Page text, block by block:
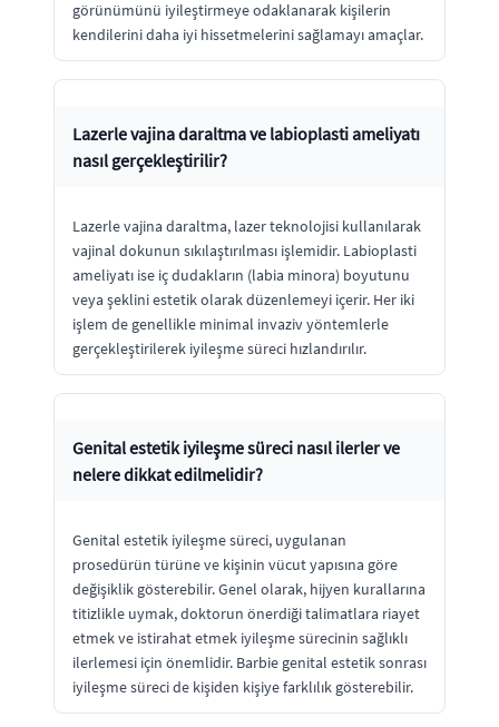
görünümünü iyileştirmeye odaklanarak kişilerin
kendilerini daha iyi hissetmelerini sağlamayı amaçlar.
Lazerle vajina daraltma ve labioplasti ameliyatı
nasıl gerçekleştirilir?
Lazerle vajina daraltma, lazer teknolojisi kullanılarak
vajinal dokunun sıkılaştırılması işlemidir. Labioplasti
ameliyatı ise iç dudakların (labia minora) boyutunu
veya şeklini estetik olarak düzenlemeyi içerir. Her iki
işlem de genellikle minimal invaziv yöntemlerle
gerçekleştirilerek iyileşme süreci hızlandırılır.
Genital estetik iyileşme süreci nasıl ilerler ve
nelere dikkat edilmelidir?
Genital estetik iyileşme süreci, uygulanan
prosedürün türüne ve kişinin vücut yapısına göre
değişiklik gösterebilir. Genel olarak, hijyen kurallarına
titizlikle uymak, doktorun önerdiği talimatlara riayet
etmek ve istirahat etmek iyileşme sürecinin sağlıklı
ilerlemesi için önemlidir. Barbie genital estetik sonrası
iyileşme süreci de kişiden kişiye farklılık gösterebilir.